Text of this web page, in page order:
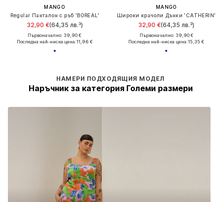
MANGO
Regular Панталон с ръб 'BOREAL'
32,90 €(64,35 лв.³)
Първоначално: 39,90 €
Последна най-ниска цена:11,96 €
MANGO
Широки крачоли Дънки 'CATHERIN'
32,90 €(64,35 лв.³)
Първоначално: 39,90 €
Последна най-ниска цена:15,35 €
НАМЕРИ ПОДХОДЯЩИЯ МОДЕЛ
Наръчник за категория Големи размери